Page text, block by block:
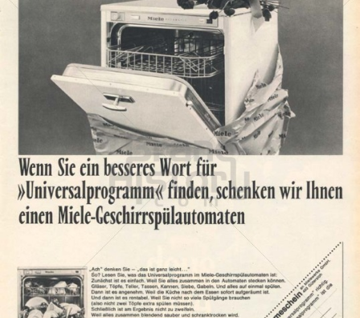
Miele Miele & Cie. KG 1965